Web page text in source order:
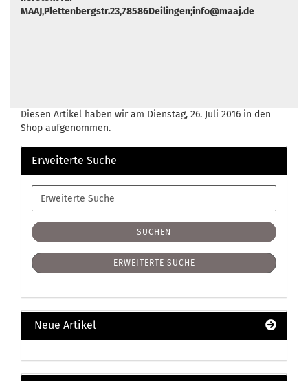
MAAJ,Plettenbergstr.23,78586Deilingen;info@maaj.de
Diesen Artikel haben wir am Dienstag, 26. Juli 2016 in den
Shop aufgenommen.
Erweiterte Suche
Erweiterte
Suche
SUCHEN
ERWEITERTE SUCHE
Neue Artikel